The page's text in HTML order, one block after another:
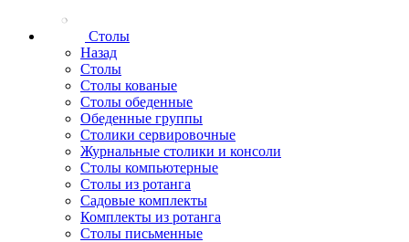
Столы
Назад
Столы
Столы кованые
Столы обеденные
Обеденные группы
Столики сервировочные
Журнальные столики и консоли
Столы компьютерные
Столы из ротанга
Садовые комплекты
Комплекты из ротанга
Столы письменные